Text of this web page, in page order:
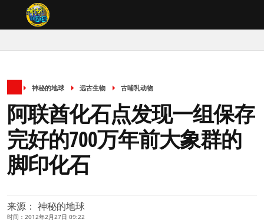
神秘的地球 远古生物 古哺乳动物
阿联酋化石点发现一组保存
完好的700万年前大象群的
脚印化石
来源： 神秘的地球
时间：2012年2月27日 09:22